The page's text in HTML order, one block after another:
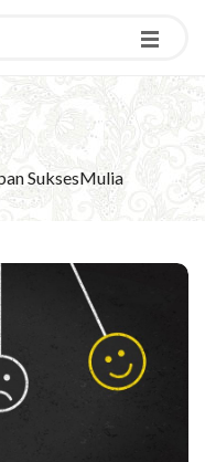
SuksesMulia